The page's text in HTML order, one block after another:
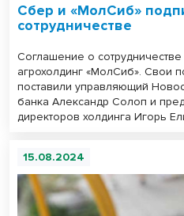
Сбер и «МолСиб»
сотрудничестве
Соглашение о
агрохолдинг «МолСиб». Свои
поставили управляющий
банка Александр Солоп и
директоров холдинга Игорь
15.08.2024